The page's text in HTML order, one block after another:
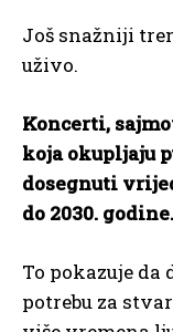
Još snažniji
uživo.
Koncerti,
koja okupljaju
dosegnuti
do 2030. godine.
To pokazuje
potrebu za